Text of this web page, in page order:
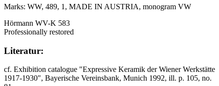
Marks: WW, 489, 1, MADE IN AUSTRIA, monogram VW
Hörmann WV-K 583
Professionally restored
Literatur:
cf. Exhibition catalogue "Expressive Keramik der Wiener Werkstätte
1917-1930", Bayerische Vereinsbank, Munich 1992, ill. p. 105, no.